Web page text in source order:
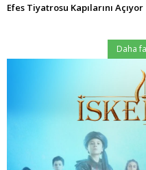
Efes Tiyatrosu Kapılarını Açıyor
Daha